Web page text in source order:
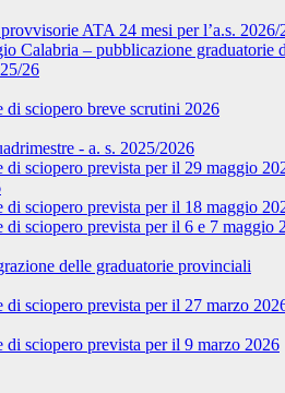
ATA 24 mesi per l’a.s. 2026/
Calabria – pubblicazione
26
di sciopero breve scrutini 2026
- a. s. 2025/2026
sciopero prevista per il 29 maggio
sciopero prevista per il 18 maggio
sciopero prevista per il 6 e 7 maggio
delle graduatorie provinciali
sciopero prevista per il 27 marzo
sciopero prevista per il 9 marzo 2026